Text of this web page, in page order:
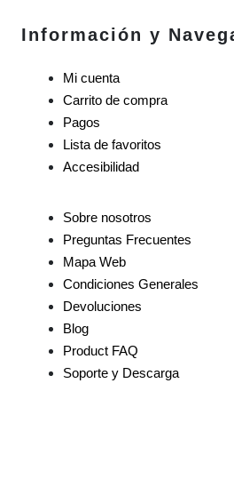
Información y
Mi cuenta
Carrito de compra
Pagos
Lista de favoritos
Accesibilidad
Sobre nosotros
Preguntas Frecuentes
Mapa Web
Condiciones Generales
Devoluciones
Blog
Product FAQ
Soporte y Descarga